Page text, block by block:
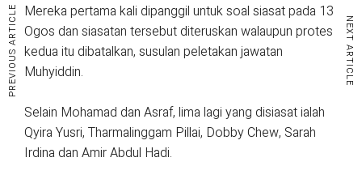
Mereka pertama kali dipanggil untuk soal siasat pada 13
Ogos dan siasatan tersebut diteruskan walaupun protes
kedua itu dibatalkan, susulan peletakan jawatan
Muhyiddin.
Selain Mohamad dan Asraf, lima lagi yang disiasat ialah
Qyira Yusri, Tharmalinggam Pillai, Dobby Chew, Sarah
Irdina dan Amir Abdul Hadi.
PREVIOUS ARTICLE NEXT ARTICLE